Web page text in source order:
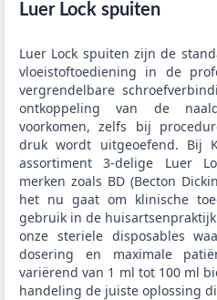
Luer Lock spuiten
Luer Lock spuiten zijn de
vloeistoftoediening in de
vergrendelbare
ontkoppeling van de
voorkomen, zelfs bij
druk wordt uitgeoefend. Bij
assortiment 3-delige Luer
merken zoals BD (Becton
het nu gaat om klinische
gebruik in de
onze steriele disposables
dosering en maximale
variërend van 1 ml tot 100 ml
handeling de juiste oplossing